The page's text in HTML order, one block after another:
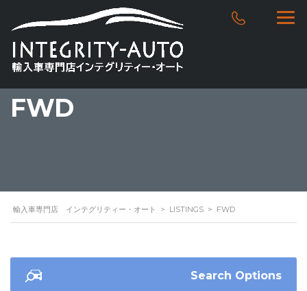
FWD
輸入車専門店 インテグリティー・オート > LISTINGS > FWD
Search Options